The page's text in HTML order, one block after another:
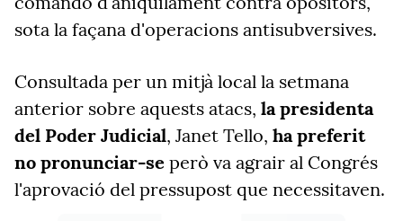
sota la façana d'operacions antisubversives.
Consultada per un mitjà local la setmana
anterior sobre aquests atacs, la presidenta
del Poder Judicial, Janet Tello, ha preferit
no pronunciar-se però va agrair al Congrés
l'aprovació del pressupost que necessitaven.